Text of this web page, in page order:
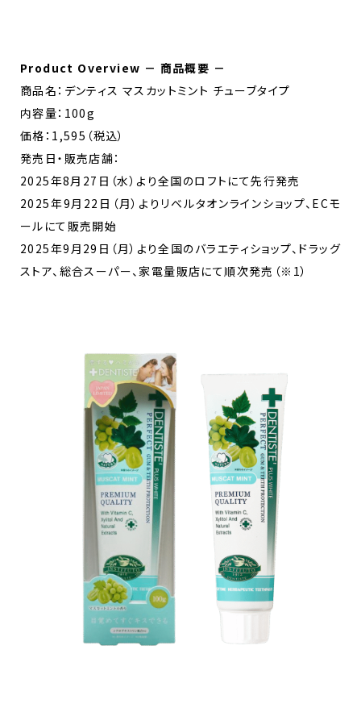
Product Overview － 商品概要 －
商品名：デンティス マスカットミント チューブタイプ
内容量：100g
価格：1,595（税込）
発売日・販売店舗：
2025年8月27日（水）より全国のロフトにて先行発売
2025年9月22日（月）よりリベルタオンラインショップ、ECモ
ールにて販売開始
2025年9月29日（月）より全国のバラエティショップ、ドラッグ
ストア、総合スーパー、家電量販店にて順次発売（※1）